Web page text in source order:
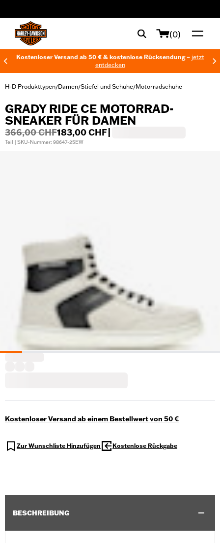
(0)
Kostenloser Versand ab 50 € & kostenlose Rücksendung – jetzt
entdecken
H-D Produkttypen/Damen/Stiefel und Schuhe/Motorradschuhe
GRADY RIDE CE MOTORRAD-
SNEAKER FÜR DAMEN
366,00 CHF183,00 CHF
Teil | SKU-Nummer: 98647-25EW
Kostenloser Versand ab einem Bestellwert von 50 €
Zur Wunschliste Hinzufügen Kostenlose Rückgabe
BESCHREIBUNG